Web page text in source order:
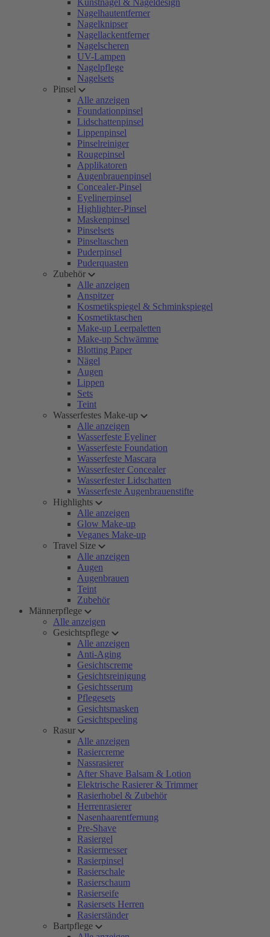
Kunstnägel & Nageldesign
Nagelhautentferner
Nagelknipser
Nagellackentferner
Nagelscheren
UV-Lampen
Nagelpflege
Nagelsets
Pinsel
Alle anzeigen
Foundationpinsel
Lidschattenpinsel
Lippenpinsel
Pinselreiniger
Rougepinsel
Applikatoren
Augenbrauenpinsel
Concealer-Pinsel
Eyelinerpinsel
Highlighter-Pinsel
Maskenpinsel
Pinselsets
Pinseltaschen
Puderpinsel
Puderquasten
Zubehör
Alle anzeigen
Anspitzer
Kosmetikspiegel & Schminkspiegel
Kosmetiktaschen
Make-up Leerpaletten
Make-up Schwämme
Blotting Paper
Nägel
Augen
Lippen
Sets
Teint
Wasserfestes Make-up
Alle anzeigen
Wasserfeste Eyeliner
Wasserfeste Foundation
Wasserfeste Mascara
Wasserfester Concealer
Wasserfester Lidschatten
Wasserfeste Augenbrauenstifte
Highlights
Alle anzeigen
Glow Make-up
Veganes Make-up
Travel Size
Alle anzeigen
Augen
Augenbrauen
Teint
Zubehör
Männerpflege
Alle anzeigen
Gesichtspflege
Alle anzeigen
Anti-Aging
Gesichtscreme
Gesichtsreinigung
Gesichtsserum
Pflegesets
Gesichtsmasken
Gesichtspeeling
Rasur
Alle anzeigen
Rasiercreme
Nassrasierer
After Shave Balsam & Lotion
Elektrische Rasierer & Trimmer
Rasierhobel & Zubehör
Herrenrasierer
Nasenhaarentfernung
Pre-Shave
Rasiergel
Rasiermesser
Rasierpinsel
Rasierschale
Rasierschaum
Rasierseife
Rasiersets Herren
Rasierständer
Bartpflege